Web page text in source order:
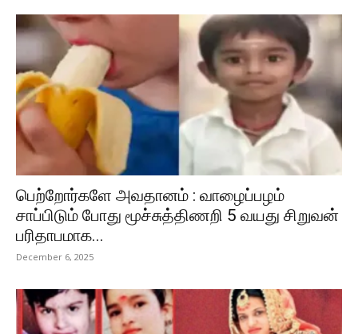
பெற்றோர்களே அவதானம் : வாழைப்பழம்
சாப்பிடும் போது மூச்சுத்திணறி 5 வயது சிறுவன்
பரிதாபமாக...
December 6, 2025